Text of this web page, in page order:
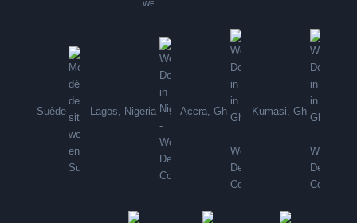
Suède Lagos, Nigeria Accra, Gh Kumasi, Gh